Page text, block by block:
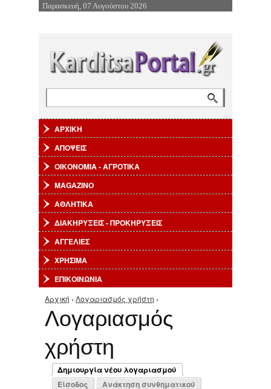
Επιστροφή στην Πλοήγηση
Παρασκευή, 07 Αυγούστου 2026
ΑΡΧΙΚΗ
ΑΠΟΨΕΙΣ
ΟΙΚΟΝΟΜΙΑ - ΑΓΡΟΤΙΚΑ
MAGAZINO
ΑΘΛΗΤΙΚΑ
ΔΙΑΚΗΡΥΞΕΙΣ - ΠΡΟΚΗΡΥΞΕΙΣ
ΑΓΓΕΛΙΕΣ
ΧΡΗΣΙΜΑ
ΕΠΙΚΟΙΝΩΝΙΑ
Είστε εδώ
Αρχική › Λογαριασμός χρήστη ›
Λογαριασμός
χρήστη
Πρωτεύουσες καρτέλες
Δημιουργία νέου λογαριασμού
(ενεργή καρτέλα)
Είσοδος Ανάκτηση συνθηματικού